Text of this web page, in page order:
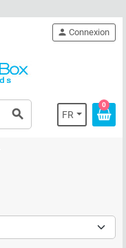
search FR
person Connexion
0